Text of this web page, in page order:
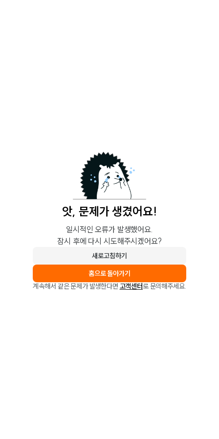
앗, 문제가 생겼어요!
일시적인 오류가 발생했어요.
잠시 후에 다시 시도해주시겠어요?
새로고침하기
홈으로 돌아가기
계속해서 같은 문제가 발생한다면 고객센터로 문의해주세요.